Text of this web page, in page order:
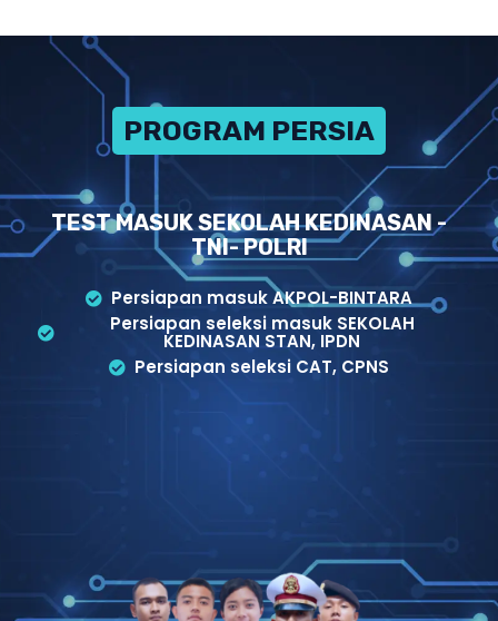
PROGRAM PERSIAPAN
TEST MASUK SEKOLAH KEDINASAN -
TNI- POLRI
Persiapan masuk AKPOL-BINTARA
Persiapan seleksi masuk SEKOLAH
KEDINASAN STAN, IPDN
Persiapan seleksi CAT, CPNS